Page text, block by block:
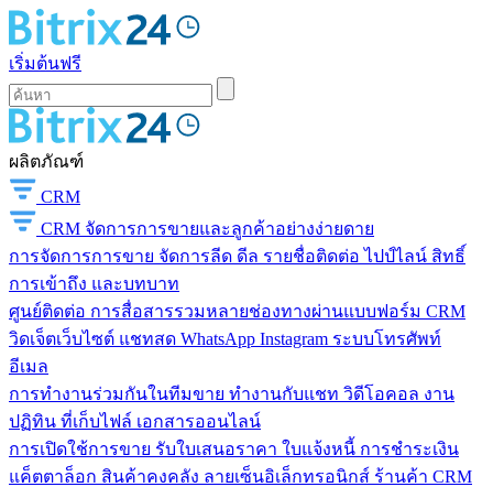
เริ่มต้นฟรี
ผลิตภัณฑ์
CRM
CRM จัดการการขายและลูกค้าอย่างง่ายดาย
การจัดการการขาย จัดการลีด ดีล รายชื่อติดต่อ ไปป์ไลน์ สิทธิ์
การเข้าถึง และบทบาท
ศูนย์ติดต่อ การสื่อสารรวมหลายช่องทางผ่านแบบฟอร์ม CRM
วิดเจ็ตเว็บไซต์ แชทสด WhatsApp Instagram ระบบโทรศัพท์
อีเมล
การทำงานร่วมกันในทีมขาย ทำงานกับแชท วิดีโอคอล งาน
ปฏิทิน ที่เก็บไฟล์ เอกสารออนไลน์
การเปิดใช้การขาย รับใบเสนอราคา ใบแจ้งหนี้ การชำระเงิน
แค็ตตาล็อก สินค้าคงคลัง ลายเซ็นอิเล็กทรอนิกส์ ร้านค้า CRM